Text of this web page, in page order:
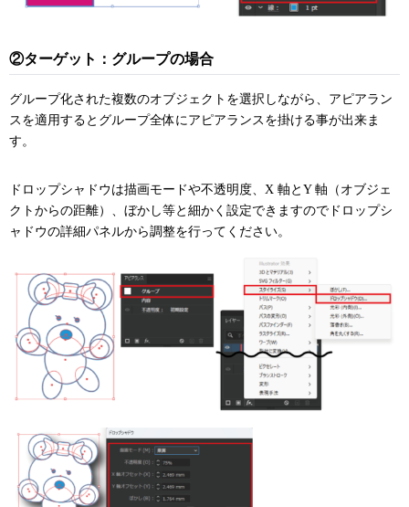
②ターゲット：グループの場合
グループ化された複数のオブジェクトを選択しながら、アピアラン
スを適用するとグループ全体にアピアランスを掛ける事が出来ま
す。
ドロップシャドウは描画モードや不透明度、X 軸とY 軸（オブジェ
クトからの距離）、ぼかし等と細かく設定できますのでドロップシ
ャドウの詳細パネルから調整を行ってください。